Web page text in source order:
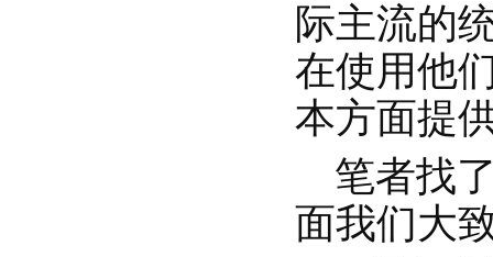
际主流的
在使用他
本方面提
笔者找
面我们大